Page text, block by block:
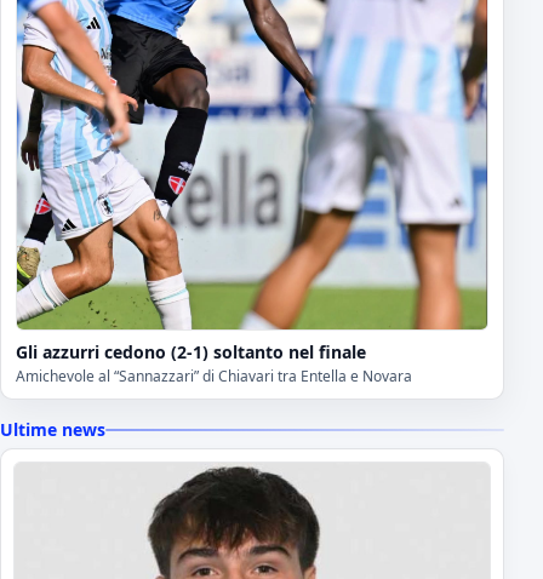
Gli azzurri cedono (2-1) soltanto nel finale
Amichevole al “Sannazzari” di Chiavari tra Entella e Novara
Ultime news